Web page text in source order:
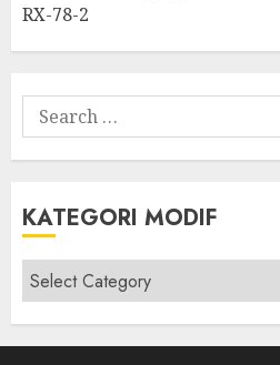
RX-78-2
Search
for:
KATEGORI MODIF
Kategori
modif